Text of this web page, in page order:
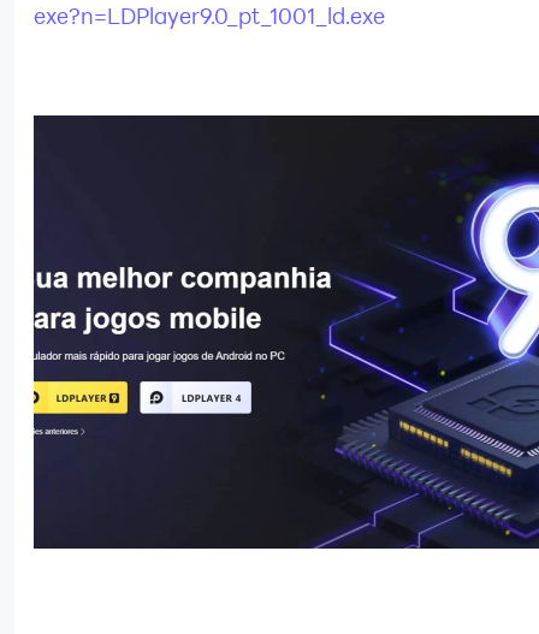
exe?n=LDPlayer9.0_pt_1001_ld.exe